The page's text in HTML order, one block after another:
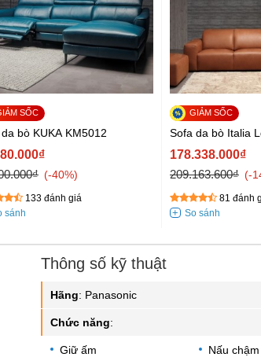
bò KUKA KM5012
-40%
133 đánh giá
Sofa da bò Italia
178.338.000₫
209.163.600₫
-
81 đánh
Thông số kỹ thuật
Hãng: Panasonic
Chức năng:
Giữ ấm
Nấu